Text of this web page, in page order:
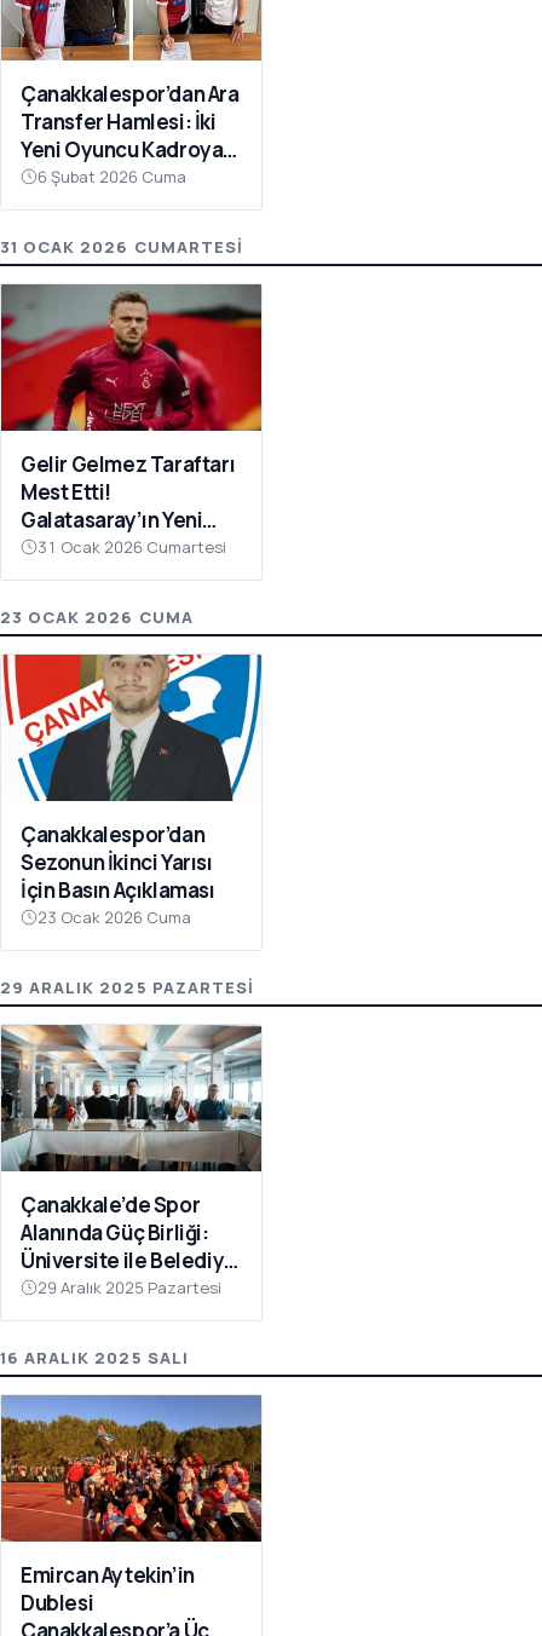
Çanakkalespor’dan Ara
Transfer Hamlesi: İki
Yeni Oyuncu Kadroya
Katıldı
6 Şubat 2026 Cuma
31 OCAK 2026 CUMARTESI
Gelir Gelmez Taraftarı
Mest Etti!
Galatasaray’ın Yeni
Transferi Noa Lang’dan
Olay Çağrı
31 Ocak 2026 Cumartesi
23 OCAK 2026 CUMA
Çanakkalespor’dan
Sezonun İkinci Yarısı
İçin Basın Açıklaması
23 Ocak 2026 Cuma
29 ARALIK 2025 PAZARTESI
Çanakkale’de Spor
Alanında Güç Birliği:
Üniversite ile Belediye
Kulüpleri İş Birliği Yaptı
29 Aralık 2025 Pazartesi
16 ARALIK 2025 SALI
Emircan Aytekin’in
Dublesi
Çanakkalespor’a Üç